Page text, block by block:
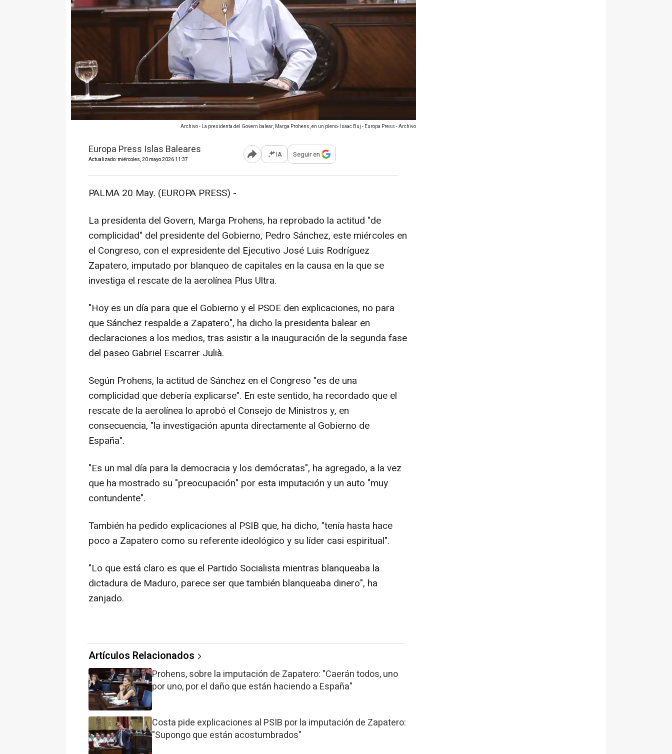
Archivo - La presidenta del Govern balear, Marga Prohens, en un pleno- Isaac Buj - Europa Press - Archivo
Europa Press Islas Baleares
Actualizado: miércoles, 20 mayo 2026 11:37 Abrir opciones para compartir
IA Seguir en
PALMA 20 May. (EUROPA PRESS) -
La presidenta del Govern, Marga Prohens, ha reprobado la actitud "de
complicidad" del presidente del Gobierno, Pedro Sánchez, este miércoles en
el Congreso, con el expresidente del Ejecutivo José Luis Rodríguez
Zapatero, imputado por blanqueo de capitales en la causa en la que se
investiga el rescate de la aerolínea Plus Ultra.
"Hoy es un día para que el Gobierno y el PSOE den explicaciones, no para
que Sánchez respalde a Zapatero", ha dicho la presidenta balear en
declaraciones a los medios, tras asistir a la inauguración de la segunda fase
del paseo Gabriel Escarrer Julià.
Según Prohens, la actitud de Sánchez en el Congreso "es de una
complicidad que debería explicarse". En este sentido, ha recordado que el
rescate de la aerolínea lo aprobó el Consejo de Ministros y, en
consecuencia, "la investigación apunta directamente al Gobierno de
España".
"Es un mal día para la democracia y los demócratas", ha agregado, a la vez
que ha mostrado su "preocupación" por esta imputación y un auto "muy
contundente".
También ha pedido explicaciones al PSIB que, ha dicho, "tenía hasta hace
poco a Zapatero como su referente ideológico y su líder casi espiritual".
"Lo que está claro es que el Partido Socialista mientras blanqueaba la
dictadura de Maduro, parece ser que también blanqueaba dinero", ha
zanjado.
Artículos Relacionados
Prohens, sobre la imputación de Zapatero: "Caerán todos, uno
por uno, por el daño que están haciendo a España"
Costa pide explicaciones al PSIB por la imputación de Zapatero:
"Supongo que están acostumbrados"